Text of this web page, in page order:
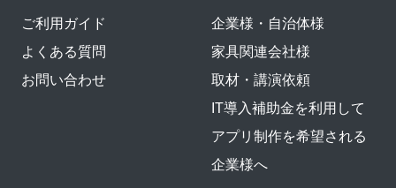
ご利用ガイド
よくある質問
お問い合わせ
企業様・自治体様
家具関連会社様
取材・講演依頼
IT導入補助金を利用して
アプリ制作を希望される
企業様へ